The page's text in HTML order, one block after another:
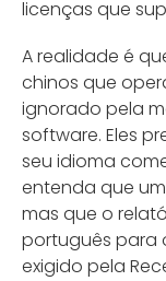
licenças que
A realidade é
chinos que
ignorado pela
software. Eles
seu idioma
entenda que um
mas que o
português para
exigido pela